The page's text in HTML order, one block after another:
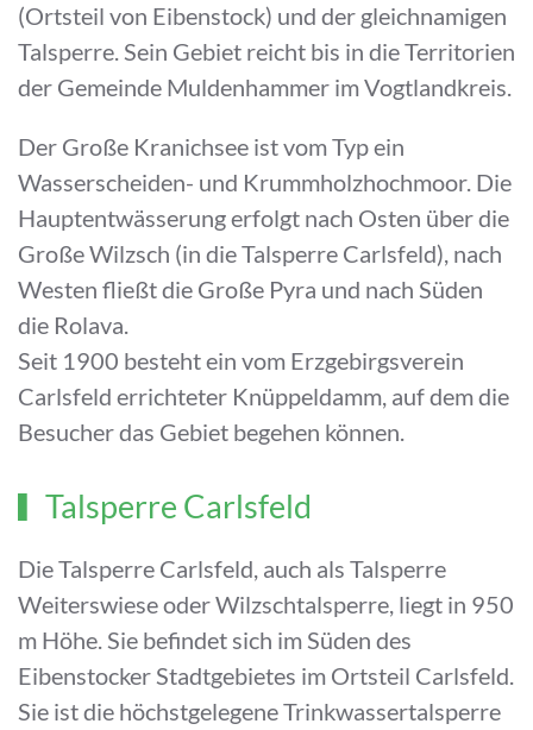
(Ortsteil von Eibenstock) und der gleichnamigen
Talsperre. Sein Gebiet reicht bis in die Territorien
der Gemeinde Muldenhammer im Vogtlandkreis.
Der Große Kranichsee ist vom Typ ein
Wasserscheiden- und Krummholzhochmoor. Die
Hauptentwässerung erfolgt nach Osten über die
Große Wilzsch (in die Talsperre Carlsfeld), nach
Westen fließt die Große Pyra und nach Süden
die Rolava.
Seit 1900 besteht ein vom Erzgebirgsverein
Carlsfeld errichteter Knüppeldamm, auf dem die
Besucher das Gebiet begehen können.
Talsperre Carlsfeld
Die Talsperre Carlsfeld, auch als Talsperre
Weiterswiese oder Wilzschtalsperre, liegt in 950
m Höhe. Sie befindet sich im Süden des
Eibenstocker Stadtgebietes im Ortsteil Carlsfeld.
Sie ist die höchstgelegene Trinkwassertalsperre